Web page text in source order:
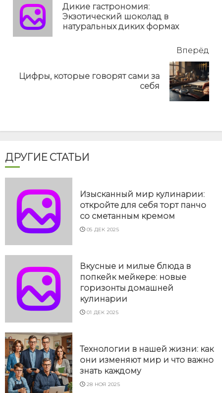
Дикие гастрономия:
Экзотический шоколад в
натуральных диких формах
Вперёд
Next
Цифры, которые говорят сами за
себя
ДРУГИЕ СТАТЬИ
Изысканный мир кулинарии:
откройте для себя торт панчо
со сметанным кремом
05 ДЕК 2025
Вкусные и милые блюда в
попкейк мейкере: новые
горизонты домашней
кулинарии
01 ДЕК 2025
Технологии в нашей жизни: как
они изменяют мир и что важно
знать каждому
28 НОЯ 2025